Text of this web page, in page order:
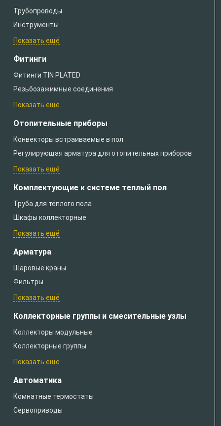
Трубопроводы
Инструменты
Показать ещё
Фитинги
Фитинги TIN PLATED
Резьбозажимные соединения
Показать ещё
Отопительные приборы
Конвекторы встраиваемые в пол
Регулирующая арматура для отопительных приборов
Показать ещё
Комплектующие к системе теплый пол
Труба для тёплого пола
Шкафы коллекторные
Показать ещё
Арматура
Шаровые краны
Фильтры
Показать ещё
Коллекторные группы и смесительные узлы
Коллекторы модульные
Коллекторные группы
Показать ещё
Автоматика
Комнатные термостаты
Сервоприводы